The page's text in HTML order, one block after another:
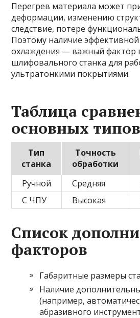
Перегрев материала может
деформации, изменению
следствие, потере
Поэтому наличие
охлаждения — важный фактор
шлифовального станка для
ультратонкими покрытиями.
Таблица
основных
Тип
станка
Точность
обработки
Ручной Средняя
С ЧПУ
Высокая
Список
факторов
Габаритные размеры
Наличие
(например,
абразивного